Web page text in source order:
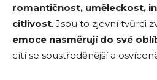
romantičnost, uměleckost,
citlivost. Jsou to zjevní tvůrci
emoce nasměrují do své
cítí se soustředěnější a